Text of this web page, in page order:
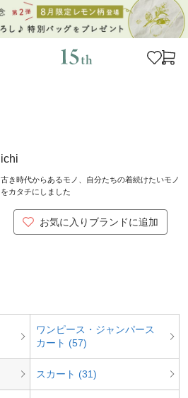
ichi
古き時代からあるモノ、自分たちの着続けたいモノ
をカタチにしました
お気に入りブランドに追加
ワンピース・ジャンパース
カート (57)
スカート (31)